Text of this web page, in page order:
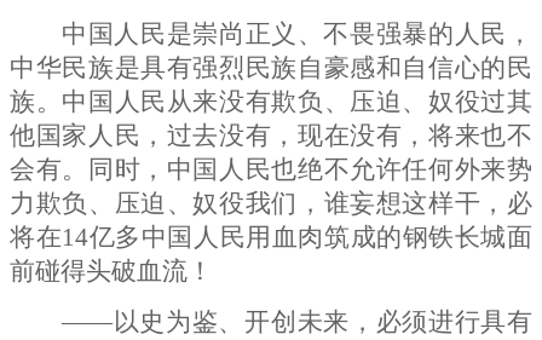
中国人民是崇尚正义、不畏强暴的人民，
中华民族是具有强烈民族自豪感和自信心的民
族。中国人民从来没有欺负、压迫、奴役过其
他国家人民，过去没有，现在没有，将来也不
会有。同时，中国人民也绝不允许任何外来势
力欺负、压迫、奴役我们，谁妄想这样干，必
将在14亿多中国人民用血肉筑成的钢铁长城面
前碰得头破血流！
——以史为鉴、开创未来，必须进行具有